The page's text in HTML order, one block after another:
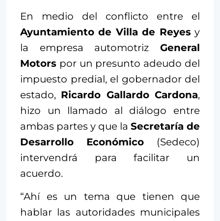
En medio del conflicto entre el
Ayuntamiento de Villa de Reyes y
la empresa automotriz General
Motors por un presunto adeudo del
impuesto predial, el gobernador del
estado, Ricardo Gallardo Cardona,
hizo un llamado al diálogo entre
ambas partes y que la Secretaría de
Desarrollo Económico (Sedeco)
intervendrá para facilitar un
acuerdo.
“Ahí es un tema que tienen que
hablar las autoridades municipales